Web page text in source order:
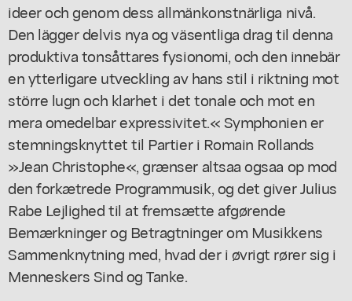
ideer och genom dess allmänkonstnärliga nivå.
Den lägger delvis nya og väsentliga drag til denna
produktiva tonsåttares fysionomi, och den innebär
en ytterligare utveckling av hans stil i riktning mot
större lugn och klarhet i det tonale och mot en
mera omedelbar expressivitet.« Symphonien er
stemningsknyttet til Partier i Romain Rollands
»Jean Christophe«, grænser altsaa ogsaa op mod
den forkætrede Programmusik, og det giver Julius
Rabe Lejlighed til at fremsætte afgørende
Bemærkninger og Betragtninger om Musikkens
Sammenknytning med, hvad der i øvrigt rører sig i
Menneskers Sind og Tanke.